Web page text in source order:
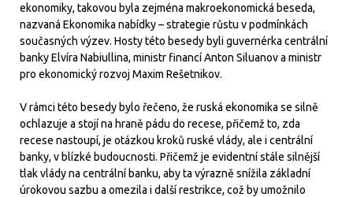
ekonomiky, takovou byla zejména makroekonomická beseda,
nazvaná Ekonomika nabídky – strategie růstu v podmínkách
současných výzev. Hosty této besedy byli guvernérka centrální
banky Elvíra Nabiullina, ministr financí Anton Siluanov a ministr
pro ekonomický rozvoj Maxim Rešetnikov.
V rámci této besedy bylo řečeno, že ruská ekonomika se silně
ochlazuje a stojí na hraně pádu do recese, přičemž to, zda
recese nastoupí, je otázkou kroků ruské vlády, ale i centrální
banky, v blízké budoucnosti. Přičemž je evidentní stále silnější
tlak vlády na centrální banku, aby ta výrazně snížila základní
úrokovou sazbu a omezila i další restrikce, což by umožnilo